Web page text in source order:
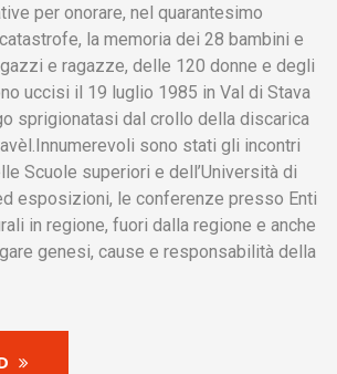
per onorare, nel quarantesimo
la memoria dei 28 bambini e
e ragazze, delle 120 donne e degli
uccisi il 19 luglio 1985 in Val di Stava
sprigionatasi dal crollo della discarica
sono stati gli incontri
Scuole superiori e dell’Università di
esposizioni, le conferenze presso Enti
in regione, fuori dalla regione e anche
genesi, cause e responsabilità della